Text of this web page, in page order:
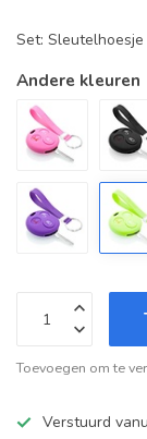
Set:
Andere kleuren
Toevoegen om te
Verstuurd